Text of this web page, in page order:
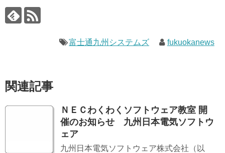
富士通九州システムズ fukuokanews
関連記事
ＮＥＣわくわくソフトウェア教室 開
催のお知らせ 九州日本電気ソフトウ
ェア
九州日本電気ソフトウェア株式会社（以